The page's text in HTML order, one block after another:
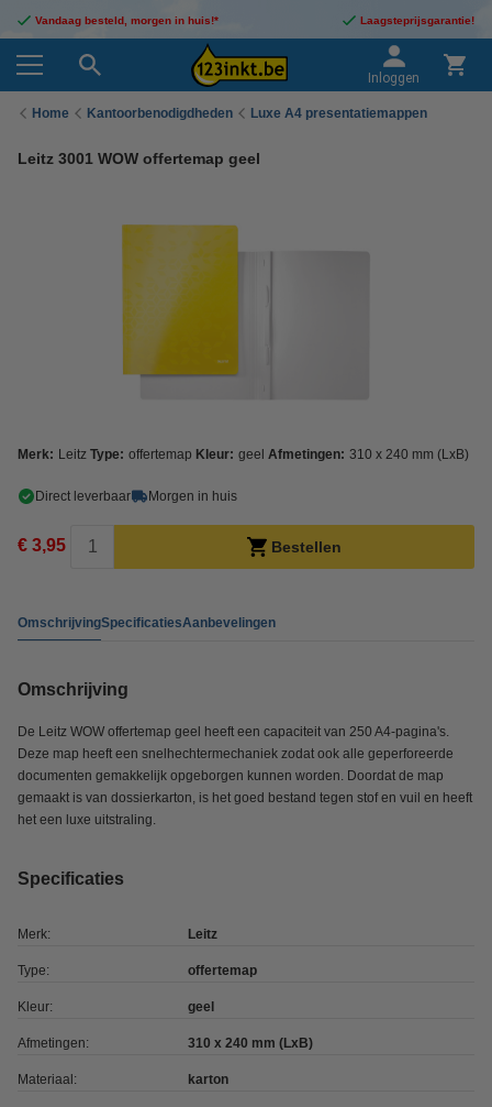
Vandaag besteld, morgen in huis!* Laagsteprijsgarantie!
Inloggen
Home Kantoorbenodigdheden Luxe A4 presentatiemappen
Leitz 3001 WOW offertemap geel
Merk: Leitz Type: offertemap Kleur: geel Afmetingen: 310 x 240 mm (LxB)
Direct leverbaar Morgen in huis
€ 3,95 Bestellen
OmschrijvingSpecificatiesAanbevelingen
Omschrijving
De Leitz WOW offertemap geel heeft een capaciteit van 250 A4-pagina's.
Deze map heeft een snelhechtermechaniek zodat ook alle geperforeerde
documenten gemakkelijk opgeborgen kunnen worden. Doordat de map
gemaakt is van dossierkarton, is het goed bestand tegen stof en vuil en heeft
het een luxe uitstraling.
Specificaties
Merk: Leitz
Type: offertemap
Kleur: geel
Afmetingen: 310 x 240 mm (LxB)
Materiaal: karton